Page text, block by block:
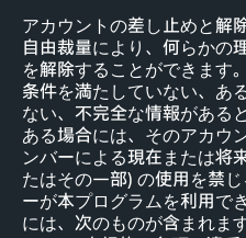
アカウントの差し止めと解
自由裁量により、何らかの
を解除することができます
条件を満たしていない、あ
ない、不完全な情報がある
ある場合には、そのアカウ
ンバーによる現在または将
たはその一部) の使用を禁
ーが本プログラムを利用で
には、次のものが含まれま